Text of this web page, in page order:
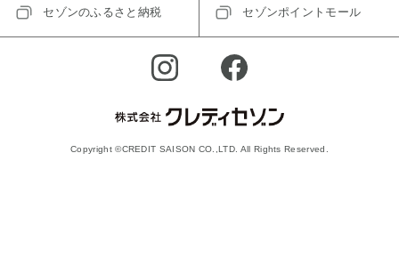
セゾンのふるさと納税 セゾンポイントモール
Copyright ©CREDIT SAISON CO.,LTD. All Rights Reserved.